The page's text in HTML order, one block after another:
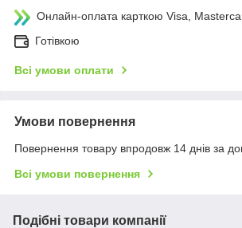
Онлайн-оплата карткою Visa,
Готівкою
Всі умови оплати
Умови повернення
Повернення товару впродовж 14 днів за
Всі умови повернення
Подібні товари компанії